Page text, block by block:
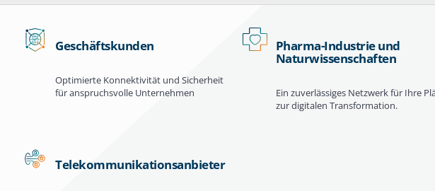
Geschäftskunden
Optimierte Konnektivität und Sicherheit
für anspruchsvolle Unternehmen
Pharma-Industrie und
Naturwissenschaften
Ein zuverlässiges Netzwerk für Ihre
zur digitalen Transformation.
Telekommunikationsanbieter